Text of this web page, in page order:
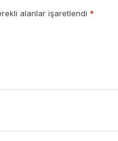
alanlar işaretlendi *